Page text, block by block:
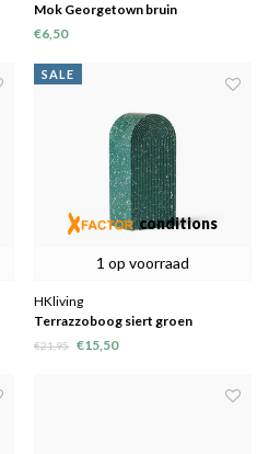
Mok Georgetown bruin
€6,50
SALE
1 op voorraad
conditions
HKliving
Terrazzoboog siert groen
€21,95 €15,50